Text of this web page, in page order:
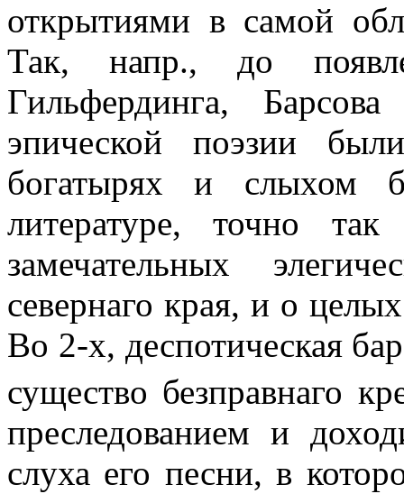
открытиями в самой
Так, напр., до
Гильфердинга,
эпической поэзии
богатырях и слыхом
литературе, точно
замечательных
севернаго края, и о
Во 2-х, деспотическая
существо безправнаго
преследованием и
слуха его песни, в